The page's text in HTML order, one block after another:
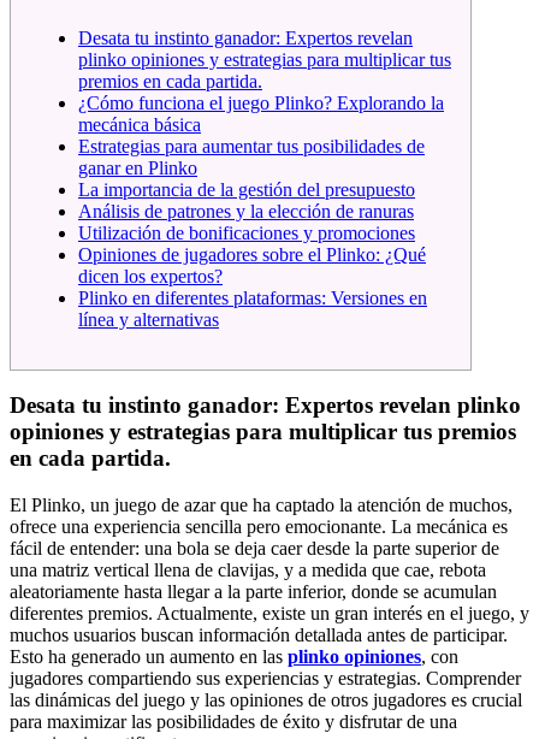
Desata tu instinto ganador: Expertos revelan
plinko opiniones y estrategias para multiplicar tus
premios en cada partida.
¿Cómo funciona el juego Plinko? Explorando la
mecánica básica
Estrategias para aumentar tus posibilidades de
ganar en Plinko
La importancia de la gestión del presupuesto
Análisis de patrones y la elección de ranuras
Utilización de bonificaciones y promociones
Opiniones de jugadores sobre el Plinko: ¿Qué
dicen los expertos?
Plinko en diferentes plataformas: Versiones en
línea y alternativas
Desata tu instinto ganador: Expertos revelan plinko
opiniones y estrategias para multiplicar tus premios
en cada partida.
El Plinko, un juego de azar que ha captado la atención de muchos,
ofrece una experiencia sencilla pero emocionante. La mecánica es
fácil de entender: una bola se deja caer desde la parte superior de
una matriz vertical llena de clavijas, y a medida que cae, rebota
aleatoriamente hasta llegar a la parte inferior, donde se acumulan
diferentes premios. Actualmente, existe un gran interés en el juego, y
muchos usuarios buscan información detallada antes de participar.
Esto ha generado un aumento en las plinko opiniones, con
jugadores compartiendo sus experiencias y estrategias. Comprender
las dinámicas del juego y las opiniones de otros jugadores es crucial
para maximizar las posibilidades de éxito y disfrutar de una